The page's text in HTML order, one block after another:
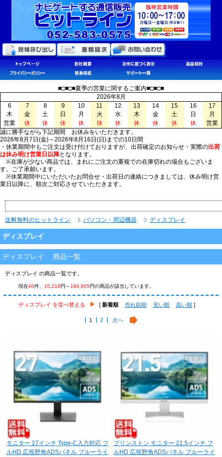
■□■□■夏季の営業に関するご案内■□■□■
2026年8月
6
7 8 9 10 11 12 13 14 15 16
17
木
金 土 日 月 火 水 木 金 土 日
月
営業
休 休 休 休 休 休 休 休 休 休
営業
誠に勝手ながら下記期間 お休みをいただきます。
2026年8月7日(金)～2026年8月16日(日)までの10日間
・休業期間中もご注文は受け付けておりますが、出荷確定のお知らせ・実際の出荷
は休み明け営業日以降となります。
※在庫が少ない商品では、まれにご注文の重複での在庫切れの場合もございま
す。ご了承願います。
※休業期間中にいただいたお問合せ・出荷日の連絡につきましては、休み明け営
業日以降に、順次ご対応させていただきます。
送料無料のヒットライン パソコン・周辺機器 ディスプレイ
ディスプレイ
ディスプレイ 商品一覧
ディスプレイ の商品一覧です。
現在40件、 10,218円～184,805円の商品が該当しています。
ディスプレイ を並べ替える [ 新着順 売れ筋順 安い順 高い順 ]
1 2 次へ
モニター 27インチ Type-C入力対応 フ
ルHD 広視野角ADSパネル ブルーライ
プリンストン モニター 21.5インチ フ
ルHD 広視野角ADSパネル ブルーライ